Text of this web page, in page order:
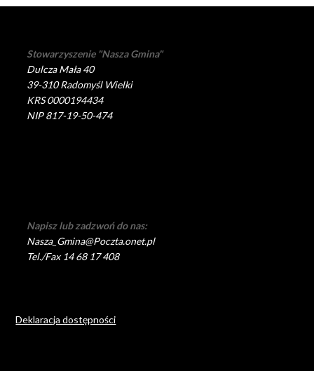
Stowarzyszenie "Nasza Gmina"
Dulcza Mała 40
39-310 Radomyśl Wielki
KRS 0000194434
NIP 817-19-50-474
Napisz lub zadzwoń do nas:
Nasza_Gmina@Poczta.onet.pl
Tel./Fax 14 68 17 408
Deklaracja dostępności